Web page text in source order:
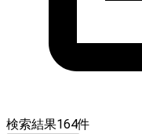
検索結果164件